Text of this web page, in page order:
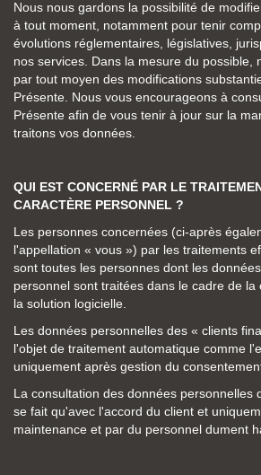
Nous nous gardons la possibilité de
à tout moment, notamment pour tenir
évolutions réglementaires, législatives,
nos services. Dans la mesure du possible,
par tout moyen des modifications
Présente. Nous vous encourageons à
Présente afin de vous tenir à jour sur la
traitons vos données.
QUI EST CONCERNÉ PAR LE
CARACTÈRE PERSONNEL ?
Les personnes concernées (ci-après
l'appellation « vous ») par les traitements
sont toutes les personnes dont les
personnel sont traitées dans le cadre de la
la solution logicielle.
Les données personnelles des « clients
l'objet de traitement automatique comme
uniquement après gestion du
La consultation des données personnelles
se fait qu'avec l'accord du client et
maintenance et par du personnel dument